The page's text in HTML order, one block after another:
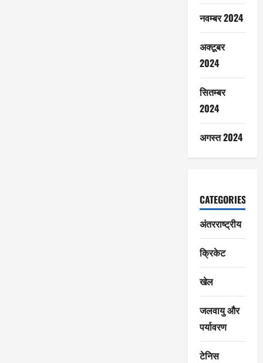
नवम्बर 2024
अक्टूबर
2024
सितम्बर
2024
अगस्त 2024
CATEGORIES
अंतरराष्ट्रीय
क्रिकेट
खेल
जलवायु और
पर्यावरण
टेनिस